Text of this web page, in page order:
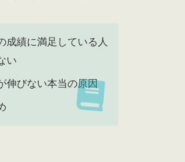
成績に満足している人
い
伸びない本当の原因